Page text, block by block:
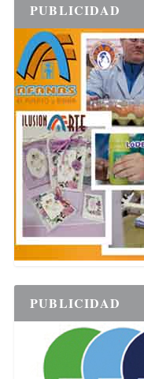
PUBLICIDAD
PUBLICIDAD